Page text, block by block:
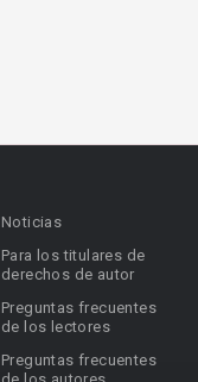
Noticias
Para los titulares de
derechos de autor
Preguntas frecuentes
de los lectores
Preguntas frecuentes